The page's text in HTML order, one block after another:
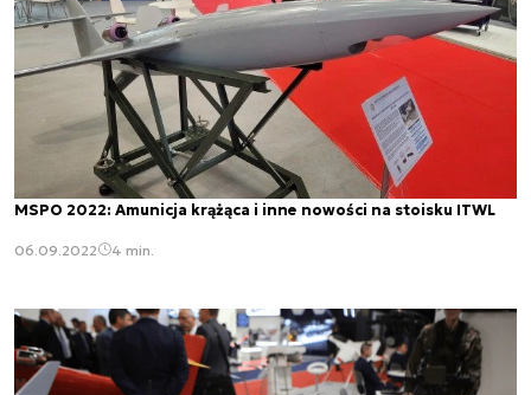
MSPO 2022: Amunicja krążąca i inne nowości na stoisku ITWL
06.09.2022 4 min.